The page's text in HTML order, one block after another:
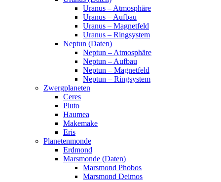
Uranus – Atmosphäre
Uranus – Aufbau
Uranus – Magnetfeld
Uranus – Ringsystem
Neptun (Daten)
Neptun – Atmosphäre
Neptun – Aufbau
Neptun – Magnetfeld
Neptun – Ringsystem
Zwergplaneten
Ceres
Pluto
Haumea
Makemake
Eris
Planetenmonde
Erdmond
Marsmonde (Daten)
Marsmond Phobos
Marsmond Deimos